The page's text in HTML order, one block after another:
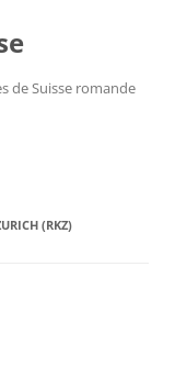
de Suisse romande
(RKZ)